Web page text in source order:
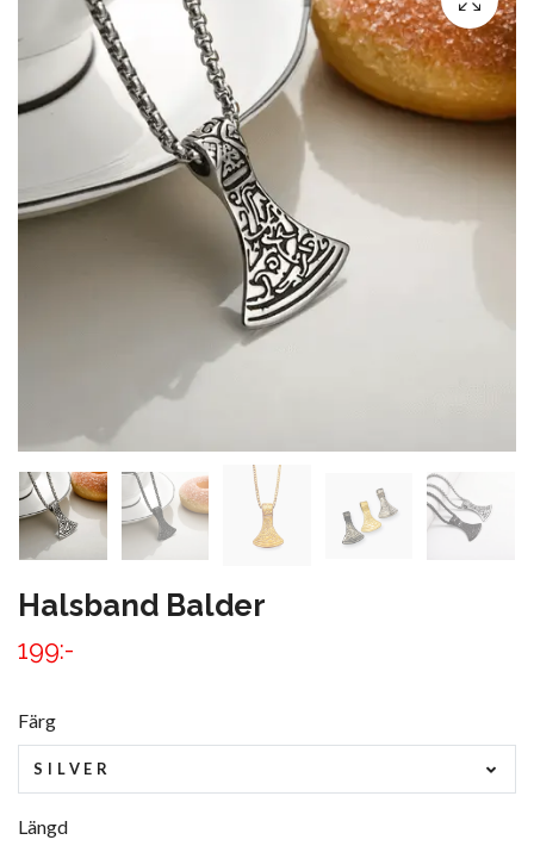
Halsband Balder
199:-
Färg
SILVER
Längd